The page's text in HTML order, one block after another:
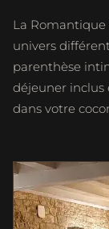
La Romantique
univers
parenthèse
déjeuner inclus
dans votre